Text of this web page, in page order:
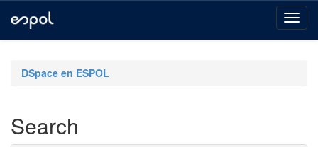
navigationDSpace en ESPOL
Search